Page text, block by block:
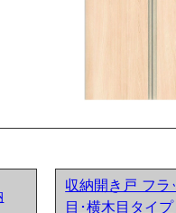
収納開き戸 フラ
目･横木目タイプ